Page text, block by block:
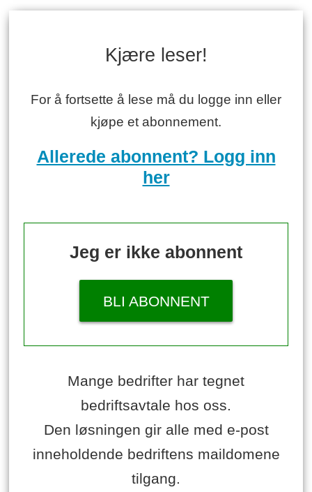
Kjære leser!
For å fortsette å lese må du logge inn eller
kjøpe et abonnement.
Allerede abonnent? Logg inn
her
Jeg er ikke abonnent
BLI ABONNENT
Mange bedrifter har tegnet
bedriftsavtale hos oss.
Den løsningen gir alle med e-post
inneholdende bedriftens maildomene
tilgang.